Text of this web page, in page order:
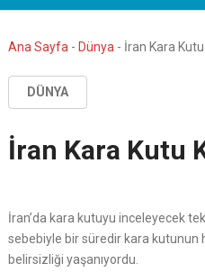
Ana Sayfa - Dünya - İran Kara Kutu
DÜNYA
İran Kara Kutu
İran’da kara kutuyu inceleyecek
sebebiyle bir süredir kara kutunun
belirsizliği yaşanıyordu.